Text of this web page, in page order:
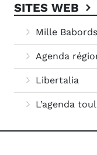
SITES WEB
Mille Babords
Agenda
Libertalia
L’agenda